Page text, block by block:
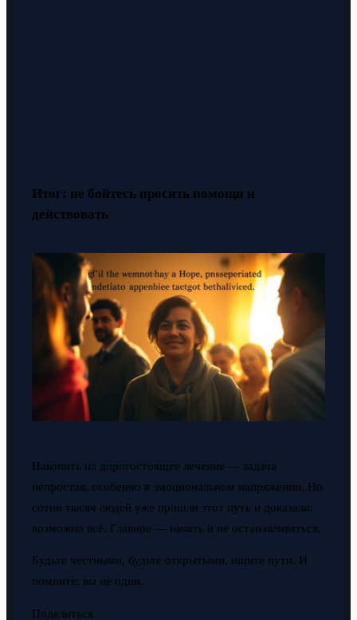
Итог: не бойтесь просить помощи и
действовать
Накопить на дорогостоящее лечение — задача
непростая, особенно в эмоциональном напряжении. Но
сотни тысяч людей уже прошли этот путь и доказали:
возможно всё. Главное — начать и не останавливаться.
Будьте честными, будьте открытыми, ищите пути. И
помните: вы не одни.
Поделиться